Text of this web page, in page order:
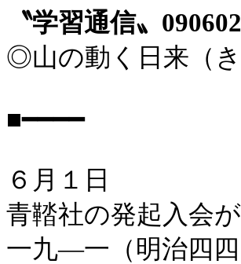
〝学習通信〟090602
◎山の動く日来（
■━━━━
６月１日
青鞜社の発起入会
一九―一（明治四